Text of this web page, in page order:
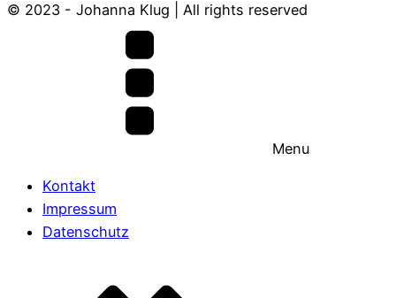
© 2023 - Johanna Klug | All rights reserved
Menu
Kontakt
Impressum
Datenschutz